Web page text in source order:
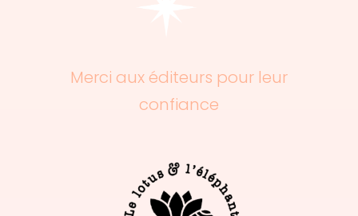
Merci aux éditeurs pour leur
confiance